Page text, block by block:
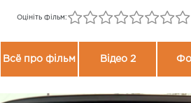
Оцініть фільм:
Всё про фільм Відео 2